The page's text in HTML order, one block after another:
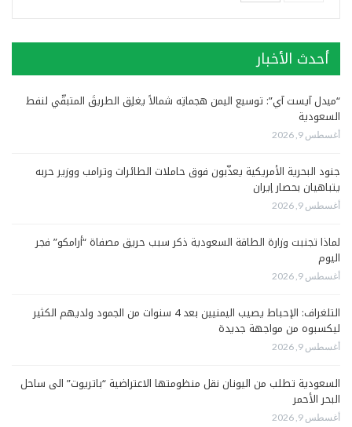
أحدث الأخبار
“ميدل آيست آي”: توسيع اليمن هجماتِه شمالاً يغلِق الطريقَ المتبقّي لنفط
السعودية
أغسطس 9, 2026
جنود البحرية الأمريكية يعذّبون فوق حاملات الطائرات وترامب ووزير حربه
يتباهيان بحصار إيران
أغسطس 9, 2026
لماذا تجنبت وزارة الطاقة السعودية ذكر سبب حريق مصفاة “أرامكو” فجر
اليوم
أغسطس 9, 2026
التلغراف: الإحباط يصيب اليمنيين بعد 4 سنوات من الجمود ولديهم الكثير
ليكسبوه من مواجهة جديدة
أغسطس 9, 2026
السعودية تطلب من اليونان نقل منظومتها الاعتراضية “باتريوت” الى ساحل
البحر الأحمر
أغسطس 9, 2026